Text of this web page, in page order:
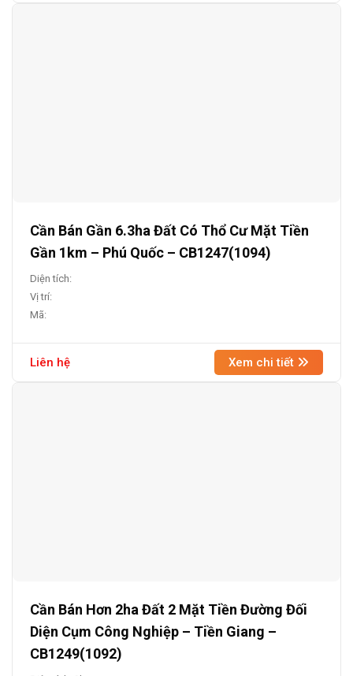
Cần Bán Gần 6.3ha Đất Có Thổ Cư Mặt Tiền
Gần 1km – Phú Quốc – CB1247(1094)
Diện tích:
Vị trí:
Mã:
Liên hệ Xem chi tiết
Cần Bán Hơn 2ha Đất 2 Mặt Tiền Đường Đối
Diện Cụm Công Nghiệp – Tiền Giang –
CB1249(1092)